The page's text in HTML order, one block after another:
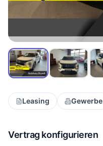
Leasing Gewerbe
Vertrag konfigurieren